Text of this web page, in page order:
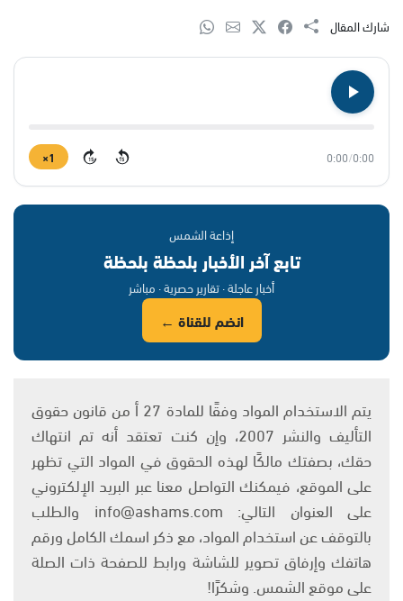
شارك المقال
0:00
/
0:00
15
15
1×
إذاعة الشمس
تابع آخر الأخبار بلحظة بلحظة
أخبار عاجلة · تقارير حصرية · مباشر
انضم للقناة ←
يتم الاستخدام المواد وفقًا للمادة 27 أ من قانون حقوق
التأليف والنشر 2007، وإن كنت تعتقد أنه تم انتهاك
حقك، بصفتك مالكًا لهذه الحقوق في المواد التي تظهر
على الموقع، فيمكنك التواصل معنا عبر البريد الإلكتروني
على العنوان التالي: info@ashams.com والطلب
بالتوقف عن استخدام المواد، مع ذكر اسمك الكامل ورقم
هاتفك وإرفاق تصوير للشاشة ورابط للصفحة ذات الصلة
على موقع الشمس. وشكرًا!